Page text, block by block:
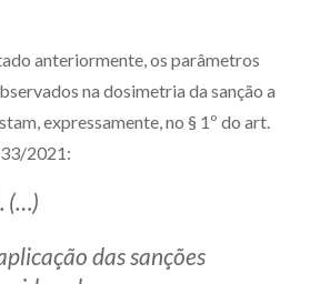
anteriormente, os parâmetros
na dosimetria da sanção a
expressamente, no § 1º do art.
2021:
(…)
das sanções